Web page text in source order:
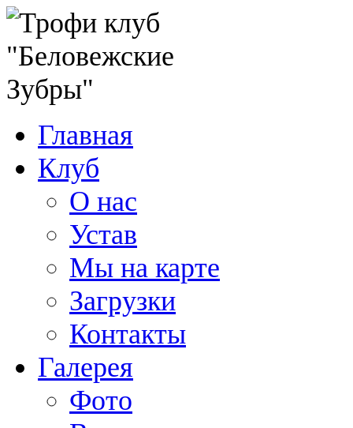
Главная
Клуб
О нас
Устав
Мы на карте
Загрузки
Контакты
Галерея
Фото